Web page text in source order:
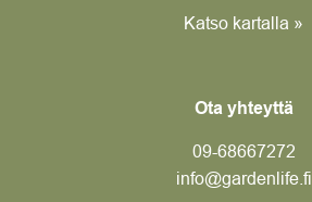
Katso kartalla »
Ota yhteyttä
09-68667272
info@gardenlife.fi